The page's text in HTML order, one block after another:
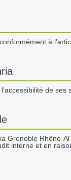
à
de ses
Grenoble Rhône-
interne et en